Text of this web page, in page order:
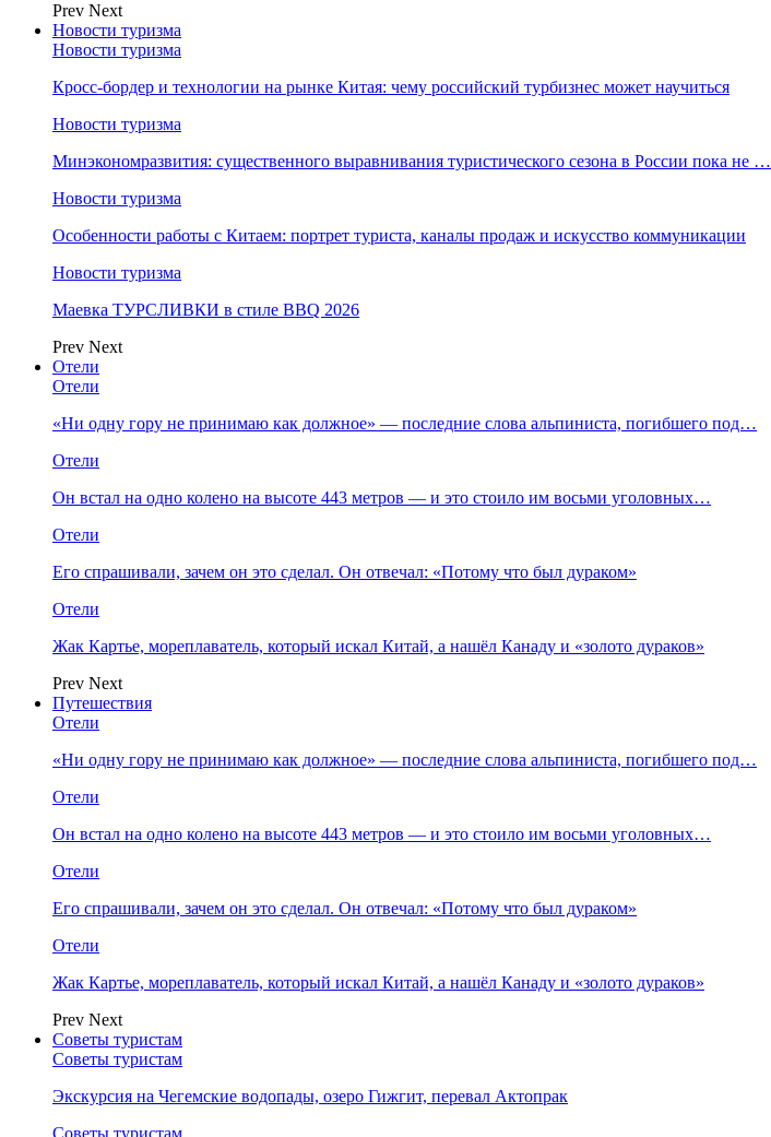
Prev Next
Новости туризма
Новости туризма
Кросс-бордер и технологии на рынке Китая: чему российский турбизнес может научиться
Новости туризма
Минэкономразвития: существенного выравнивания туристического сезона в России пока не …
Новости туризма
Особенности работы с Китаем: портрет туриста, каналы продаж и искусство коммуникации
Новости туризма
Маевка ТУРСЛИВКИ в стиле BBQ 2026
Prev Next
Отели
Отели
«Ни одну гору не принимаю как должное» — последние слова альпиниста, погибшего под…
Отели
Он встал на одно колено на высоте 443 метров — и это стоило им восьми уголовных…
Отели
Его спрашивали, зачем он это сделал. Он отвечал: «Потому что был дураком»
Отели
Жак Картье, мореплаватель, который искал Китай, а нашёл Канаду и «золото дураков»
Prev Next
Путешествия
Отели
«Ни одну гору не принимаю как должное» — последние слова альпиниста, погибшего под…
Отели
Он встал на одно колено на высоте 443 метров — и это стоило им восьми уголовных…
Отели
Его спрашивали, зачем он это сделал. Он отвечал: «Потому что был дураком»
Отели
Жак Картье, мореплаватель, который искал Китай, а нашёл Канаду и «золото дураков»
Prev Next
Советы туристам
Советы туристам
Экскурсия на Чегемские водопады, озеро Гижгит, перевал Актопрак
Советы туристам